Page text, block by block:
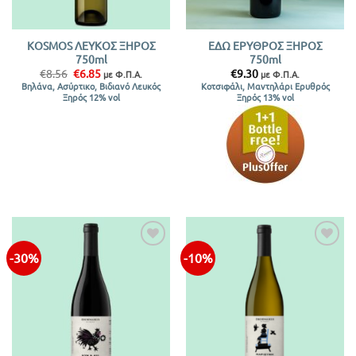
KOSMOS ΛΕΥΚΟΣ ΞΗΡΟΣ
750ml
€8.56 Original
price
was:
€8.56.
€6.85Η
τρέχουσα
τιμή
είναι:
με Φ.Π.Α.
Βηλάνα, Ασύρτικο, Βιδιανό Λευκός
Ξηρός 12% vol
ΕΔΩ ΕΡΥΘΡΟΣ ΞΗΡΟΣ
750ml
€9.30 με Φ.Π.Α.
Κοτσιφάλι, Μαντηλάρι Ερυθρός
Ξηρός 13% vol
-30% -10%